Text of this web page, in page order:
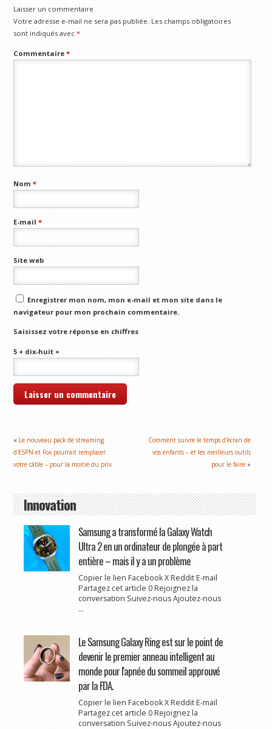
Laisser un commentaire
Votre adresse e-mail ne sera pas publiée. Les champs obligatoires
sont indiqués avec*
Commentaire*
Nom*
E-mail*
Site web
Enregistrer mon nom, mon e-mail et mon site dans le
navigateur pour mon prochain commentaire.
Saisissez votre réponse en chiffres
5 + dix-huit =
« Le nouveau pack de streaming
d'ESPN et Fox pourrait remplacer
votre câble – pour la moitié du prix
Comment suivre le temps d'écran de
vos enfants – et les meilleurs outils
pour le faire »
Innovation
Samsung a transformé la Galaxy Watch
Ultra 2 en un ordinateur de plongée à part
entière – mais il y a un problème
Copier le lien Facebook X Reddit E-mail
Partagez cet article 0 Rejoignez la
conversation Suivez-nous Ajoutez-nous
...
Le Samsung Galaxy Ring est sur le point de
devenir le premier anneau intelligent au
monde pour l'apnée du sommeil approuvé
par la FDA.
Copier le lien Facebook X Reddit E-mail
Partagez cet article 0 Rejoignez la
conversation Suivez-nous Ajoutez-nous